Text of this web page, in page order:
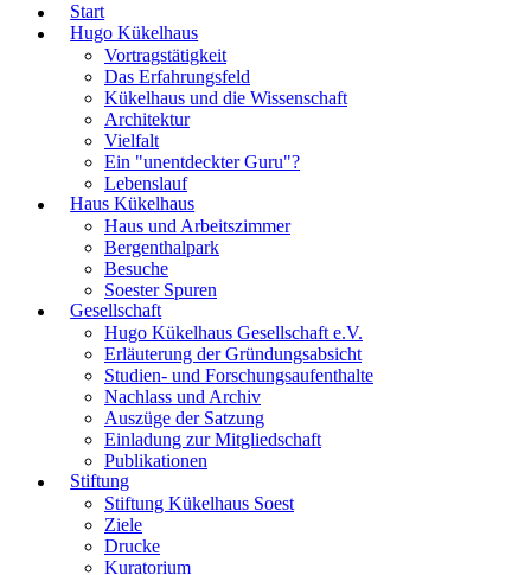
Start
Hugo Kükelhaus
Vortragstätigkeit
Das Erfahrungsfeld
Kükelhaus und die Wissenschaft
Architektur
Vielfalt
Ein "unentdeckter Guru"?
Lebenslauf
Haus Kükelhaus
Haus und Arbeitszimmer
Bergenthalpark
Besuche
Soester Spuren
Gesellschaft
Hugo Kükelhaus Gesellschaft e.V.
Erläuterung der Gründungsabsicht
Studien- und Forschungsaufenthalte
Nachlass und Archiv
Auszüge der Satzung
Einladung zur Mitgliedschaft
Publikationen
Stiftung
Stiftung Kükelhaus Soest
Ziele
Drucke
Kuratorium